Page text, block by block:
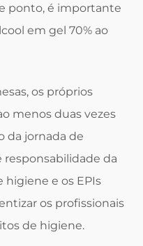
ponto, é importante
em gel 70% ao
os próprios
menos duas vezes
da jornada de
responsabilidade da
higiene e os EPIs
os profissionais
de higiene.